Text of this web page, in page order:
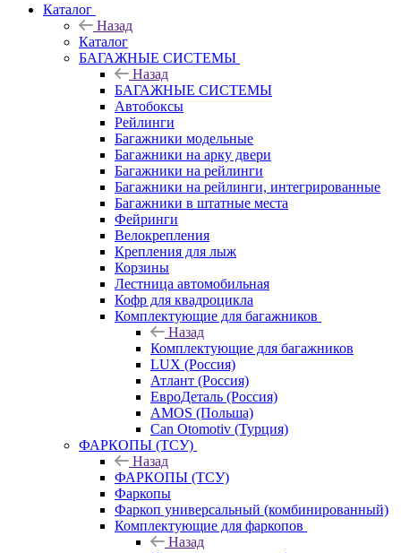
Каталог
Назад
Каталог
БАГАЖНЫЕ СИСТЕМЫ
Назад
БАГАЖНЫЕ СИСТЕМЫ
Автобоксы
Рейлинги
Багажники модельные
Багажники на арку двери
Багажники на рейлинги
Багажники на рейлинги, интегрированные
Багажники в штатные места
Фейринги
Велокрепления
Крепления для лыж
Корзины
Лестница автомобильная
Кофр для квадроцикла
Комплектующие для багажников
Назад
Комплектующие для багажников
LUX (Россия)
Атлант (Россия)
ЕвроДеталь (Россия)
AMOS (Польша)
Can Otomotiv (Турция)
ФАРКОПЫ (ТСУ)
Назад
ФАРКОПЫ (ТСУ)
Фаркопы
Фаркоп универсальный (комбинированный)
Комплектующие для фаркопов
Назад